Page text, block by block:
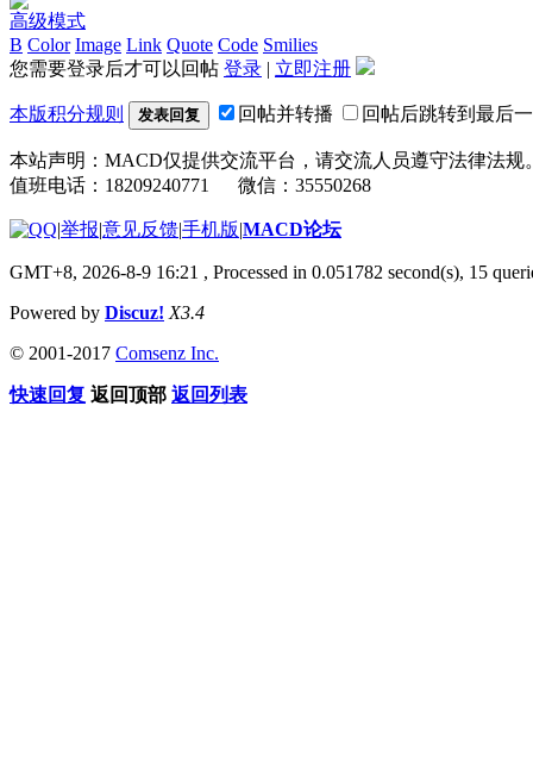
高级模式
B Color Image Link Quote Code Smilies
您需要登录后才可以回帖 登录 | 立即注册
本版积分规则 发表回复 回帖并转播 回帖后跳转到最后
本站声明：MACD仅提供交流平台，请交流人员遵守法律法规
值班电话：18209240771 微信：35550268
|举报|意见反馈|手机版|MACD论坛
GMT+8, 2026-8-9 16:21 , Processed in 0.051782 second(s), 15
Powered by Discuz! X3.4
© 2001-2017 Comsenz Inc.
快速回复 返回顶部 返回列表